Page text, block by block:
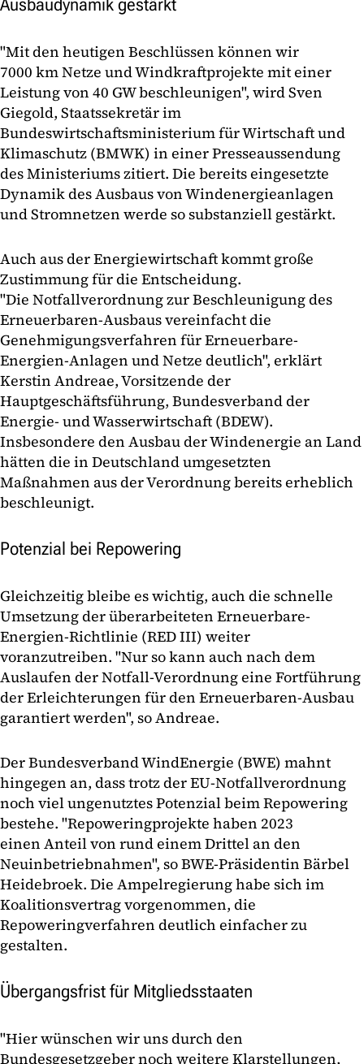
Ausbaudynamik gestärkt
"Mit den heutigen Beschlüssen können wir
7000 km Netze und Windkraftprojekte mit einer
Leistung von 40 GW beschleunigen", wird Sven
Giegold, Staatssekretär im
Bundeswirtschaftsministerium für Wirtschaft und
Klimaschutz (BMWK) in einer Presseaussendung
des Ministeriums zitiert. Die bereits eingesetzte
Dynamik des Ausbaus von Windenergieanlagen
und Stromnetzen werde so substanziell gestärkt.
Auch aus der Energiewirtschaft kommt große
Zustimmung für die Entscheidung.
"Die Notfallverordnung zur Beschleunigung des
Erneuerbaren-Ausbaus vereinfacht die
Genehmigungsverfahren für Erneuerbare-
Energien-Anlagen und Netze deutlich", erklärt
Kerstin Andreae, Vorsitzende der
Hauptgeschäftsführung, Bundesverband der
Energie- und Wasserwirtschaft (BDEW).
Insbesondere den Ausbau der Windenergie an Land
hätten die in Deutschland umgesetzten
Maßnahmen aus der Verordnung bereits erheblich
beschleunigt.
Potenzial bei Repowering
Gleichzeitig bleibe es wichtig, auch die schnelle
Umsetzung der überarbeiteten Erneuerbare-
Energien-Richtlinie (RED III) weiter
voranzutreiben. "Nur so kann auch nach dem
Auslaufen der Notfall-Verordnung eine Fortführung
der Erleichterungen für den Erneuerbaren-Ausbau
garantiert werden", so Andreae.
Der Bundesverband WindEnergie (BWE) mahnt
hingegen an, dass trotz der EU-Notfallverordnung
noch viel ungenutztes Potenzial beim Repowering
bestehe. "Repoweringprojekte haben 2023
einen Anteil von rund einem Drittel an den
Neuinbetriebnahmen", so BWE-Präsidentin Bärbel
Heidebroek. Die Ampelregierung habe sich im
Koalitionsvertrag vorgenommen, die
Repoweringverfahren deutlich einfacher zu
gestalten.
Übergangsfrist für Mitgliedsstaaten
"Hier wünschen wir uns durch den
Bundesgesetzgeber noch weitere Klarstellungen,